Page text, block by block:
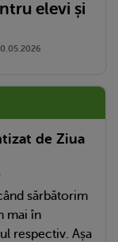
elevi și
de Ziua
sărbătorim
mai în
respectiv. Așa